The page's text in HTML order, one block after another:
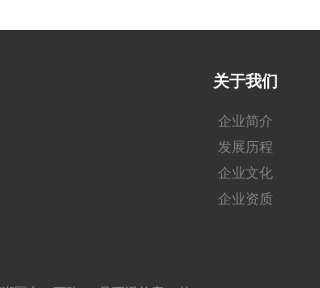
关于我们
企业简介
发展历程
企业文化
企业资质